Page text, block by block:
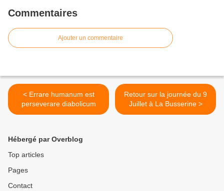
Commentaires
Ajouter un commentaire
< Errare humanum est
perseverare diabolicum
Retour sur la journée du 9
Juillet à La Busserine >
Hébergé par Overblog
Top articles
Pages
Contact